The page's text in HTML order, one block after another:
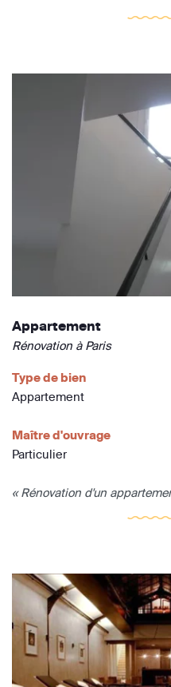
Appartement
Rénovation à Paris
Type de bien
Appartement
Maître d'ouvrage
Particulier
« Rénovation d'un